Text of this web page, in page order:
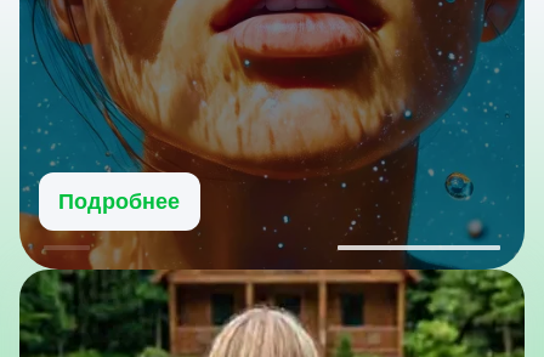
Подробнее